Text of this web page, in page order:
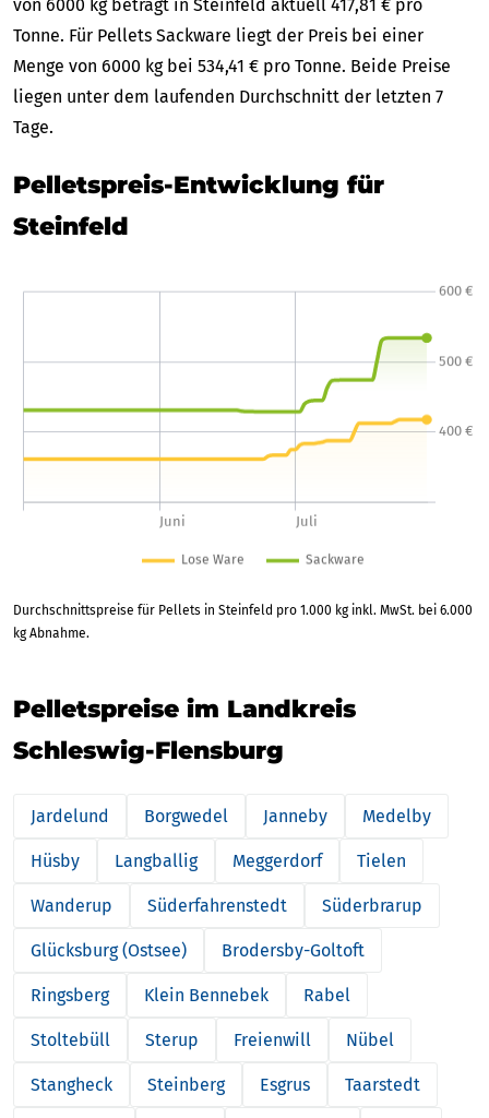
von 6000 kg beträgt in Steinfeld aktuell 417,81 € pro
Tonne. Für Pellets Sackware liegt der Preis bei einer
Menge von 6000 kg bei 534,41 € pro Tonne. Beide Preise
liegen unter dem laufenden Durchschnitt der letzten 7
Tage.
Pelletspreis-Entwicklung für
Steinfeld
Durchschnittspreise für Pellets in Steinfeld pro 1.000 kg inkl. MwSt. bei 6.000
kg Abnahme.
Pelletspreise im Landkreis
Schleswig-Flensburg
Jardelund Borgwedel Janneby Medelby
Hüsby Langballig Meggerdorf Tielen
Wanderup Süderfahrenstedt Süderbrarup
Glücksburg (Ostsee) Brodersby-Goltoft
Ringsberg Klein Bennebek Rabel
Stoltebüll Sterup Freienwill Nübel
Stangheck Steinberg Esgrus Taarstedt